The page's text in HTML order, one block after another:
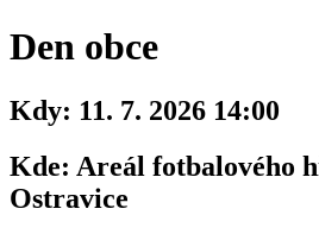
Den obce
Kdy: 11. 7. 2026 14:00
Kde: Areál fotbalového
Ostravice